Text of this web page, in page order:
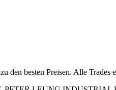
den besten Preisen. Alle Trades